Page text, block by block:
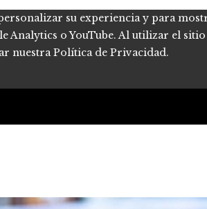
su experiencia y para
Analytics o YouTube. Al utilizar el
nuestra Política de Privacidad.